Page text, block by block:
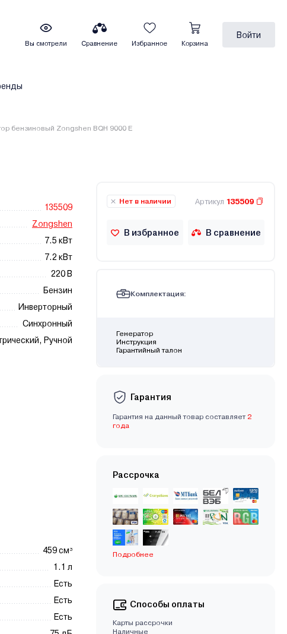
Вы смотрели Сравнение Избранное Корзина
Войти
бензиновый Zongshen BQH 9000 E
135509
Zongshen
7.5 кВт
7.2 кВт
220 В
Бензин
Инверторный
Синхронный
Ручной
459 см³
1.1 л
Есть
Есть
Есть
Нет в наличии Артикул 135509
В избранное В сравнение
Комплектация:
Генератор
Инструкция
Гарантийный талон
Гарантия
Гарантия на данный товар составляет 2
года
Рассрочка
Подробнее
Способы оплаты
Карты рассрочки
Наличные